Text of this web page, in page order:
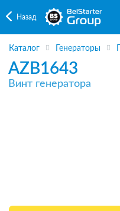
Назад
Каталог Генераторы
AZB1643
Винт генератора